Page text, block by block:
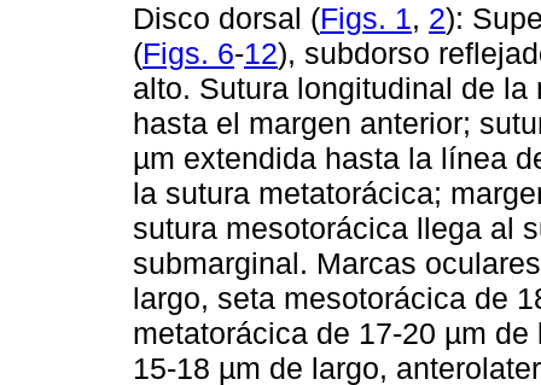
Disco dorsal (Figs. 1, 2):
(Figs. 6-12), subdorso
alto. Sutura longitudinal de
hasta el margen anterior;
µm extendida hasta la línea
la sutura metatorácica;
sutura mesotorácica llega al
submarginal. Marcas
largo, seta mesotorácica de
metatorácica de 17-20 µm de
15-18 µm de largo,